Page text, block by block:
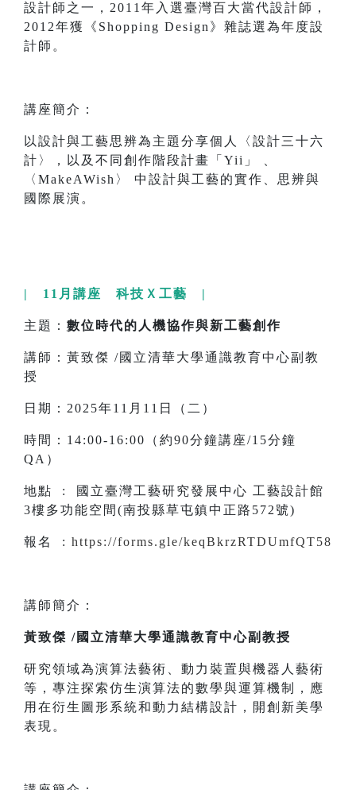
設計師之一，2011年入選臺灣百大當代設計師，
2012年獲《Shopping Design》雜誌選為年度設
計師。
講座簡介：
以設計與工藝思辨為主題分享個人〈設計三十六
計〉，以及不同創作階段計畫「Yii」 、
〈MakeAWish〉 中設計與工藝的實作、思辨與
國際展演。
| 11月講座 科技Ｘ工藝 |
主題： 數位時代的人機協作與新工藝創作
講師：黃致傑 /國立清華大學通識教育中心副教
授
日期：2025年11月11日（二）
時間：14:00-16:00（約90分鐘講座/15分鐘
QA）
地點 : 國立臺灣工藝研究發展中心 工藝設計館
3樓多功能空間(南投縣草屯鎮中正路572號)
報名 : https://forms.gle/keqBkrzRTDUmfQT58
講師簡介：
黃致傑 /國立清華大學通識教育中心副教授
研究領域為演算法藝術、動力裝置與機器人藝術
等，專注探索仿生演算法的數學與運算機制，應
用在衍生圖形系統和動力結構設計，開創新美學
表現。